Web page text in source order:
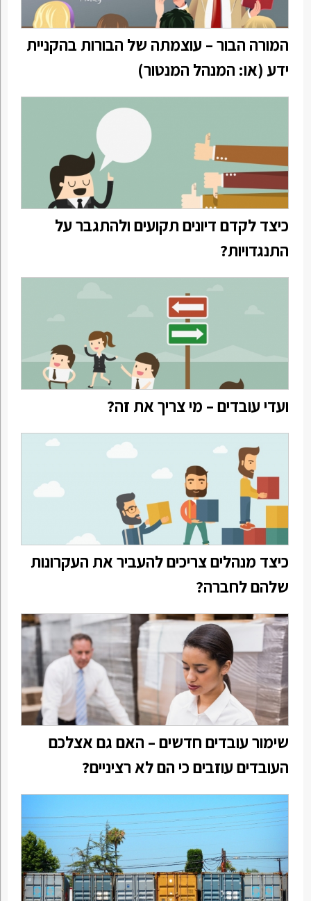
המורה הבור – עוצמתה של הבורות בהקניית
ידע (או: המנהל המנטור)
כיצד לקדם דיונים תקועים ולהתגבר על
התנגדויות?
ועדי עובדים – מי צריך את זה?
כיצד מנהלים צריכים להעביר את העקרונות
שלהם לחברה?
שימור עובדים חדשים – האם גם אצלכם
העובדים עוזבים כי הם לא רציניים?